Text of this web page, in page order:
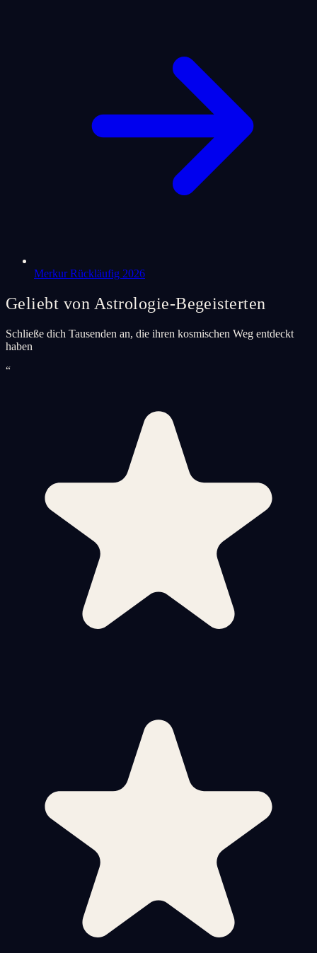
Merkur Rückläufig 2026
Geliebt von Astrologie-Begeisterten
Schließe dich Tausenden an, die ihren kosmischen Weg entdeckt
haben
“